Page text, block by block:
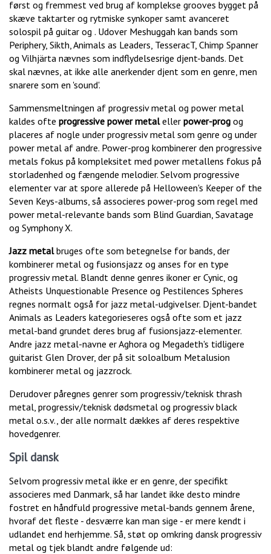
først og fremmest ved brug af komplekse grooves bygget på
skæve taktarter og rytmiske synkoper samt avanceret
solospil på guitar og . Udover Meshuggah kan bands som
Periphery, Sikth, Animals as Leaders, TesseracT, Chimp Spanner
og Vilhjärta nævnes som indflydelsesrige djent-bands. Det
skal nævnes, at ikke alle anerkender djent som en genre, men
snarere som en 'sound'.
Sammensmeltningen af progressiv metal og power metal
kaldes ofte progressive power metaleller power-prog og
placeres af nogle under progressiv metal som genre og under
power metal af andre. Power-prog kombinerer den progressive
metals fokus på kompleksitet med power metallens fokus på
storladenhed og fængende melodier. Selvom progressive
elementer var at spore allerede på Helloween's Keeper of the
Seven Keys-albums, så associeres power-prog som regel med
power metal-relevante bands som Blind Guardian, Savatage
og Symphony X.
Jazz metalbruges ofte som betegnelse for bands, der
kombinerer metal og fusionsjazz og anses for en type
progressiv metal. Blandt denne genres ikoner er Cynic, og
Atheists Unquestionable Presence og Pestilences Spheres
regnes normalt også for jazz metal-udgivelser. Djent-bandet
Animals as Leaders kategorieseres også ofte som et jazz
metal-band grundet deres brug af fusionsjazz-elementer.
Andre jazz metal-navne er Aghora og Megadeth's tidligere
guitarist Glen Drover, der på sit soloalbum Metalusion
kombinerer metal og jazzrock.
Derudover påregnes genrer som progressiv/teknisk thrash
metal, progressiv/teknisk dødsmetal og progressiv black
metal o.s.v., der alle normalt dækkes af deres respektive
hovedgenrer.
Spil dansk
Selvom progressiv metal ikke er en genre, der specifikt
associeres med Danmark, så har landet ikke desto mindre
fostret en håndfuld progressive metal-bands gennem årene,
hvoraf det fleste - desværre kan man sige - er mere kendt i
udlandet end herhjemme. Så, støt op omkring dansk progressiv
metal og tjek blandt andre følgende ud: